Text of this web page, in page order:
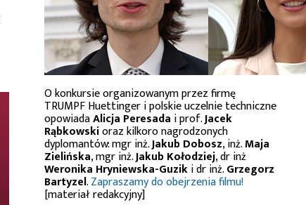
O konkursie organizowanym przez firmę
TRUMPF Huettinger i polskie uczelnie techniczne
opowiadaAlicja Peresada i prof.Jacek
Rąbkowskioraz kilkoro nagrodzonych
dyplomantów: mgr inż.Jakub Dobosz, inż.Maja
Zielińska, mgr inż.Jakub Kołodziej, dr inż
Weronika Hryniewska-Guziki dr inż.Grzegorz
Bartyzel.Zapraszamy do obejrzenia filmu!
[materiał redakcyjny]